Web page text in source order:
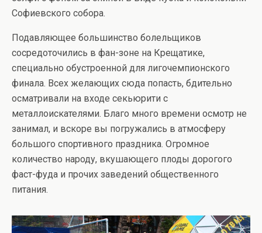
Софиевского собора.
Подавляющее большинство болельщиков
сосредоточились в фан-зоне на Крещатике,
специально обустроенной для лигочемпионского
финала. Всех желающих сюда попасть, бдительно
осматривали на входе секьюрити с
металлоискателями. Благо много времени осмотр не
занимал, и вскоре вы погружались в атмосферу
большого спортивного праздника. Огромное
количество народу, вкушающего плоды дорогого
фаст-фуда и прочих заведений общественного
питания.